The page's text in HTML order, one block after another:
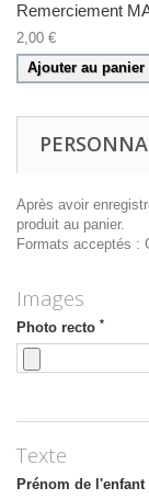
Remerciement
2,00 €
Ajouter au panier
Après avoir
produit au panier.
Formats acceptés :
Images
Photo recto *
Texte
Prénom de l'enfant